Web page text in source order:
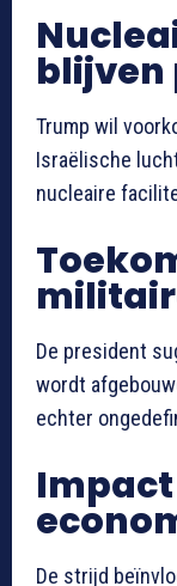
blijven
Trump wil
Israëlische
nucleaire
De president
wordt
echter
Impact
De strijd